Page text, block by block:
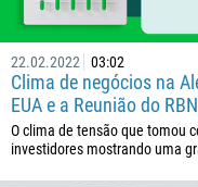
22.02.2022 03:02
Clima de negócios na
EUA e a Reunião do
O clima de tensão que tomou
investidores mostrando uma
43
1242
973
880
1246